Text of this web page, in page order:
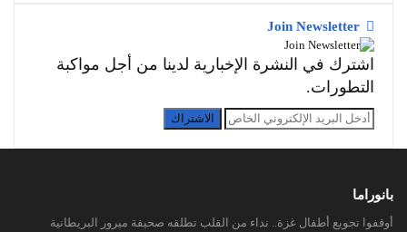
اشترك في النشرة الإخبارية لدينا من أجل مواكبة
التطورات.
الاشتراك
بانوراما
أوقفوا تجويع أطفال غزة.. نداء من القلب تطلقه صحيفة ميرور البريطانية